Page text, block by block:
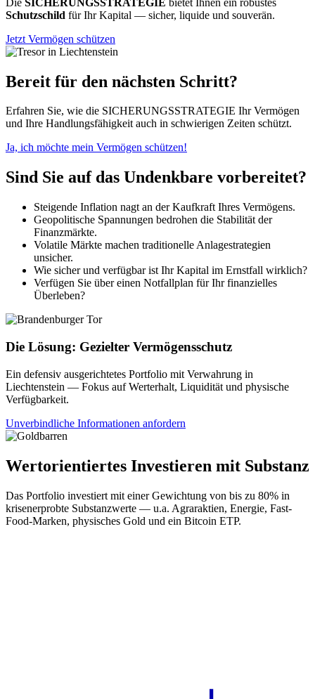
Schutzschild für Ihr Kapital — sicher, liquide und souverän.
Jetzt Vermögen schützen
Bereit für den nächsten Schritt?
Erfahren Sie, wie die SICHERUNGSSTRATEGIE Ihr Vermögen
und Ihre Handlungsfähigkeit auch in schwierigen Zeiten schützt.
Ja, ich möchte mein Vermögen schützen!
Sind Sie auf das Undenkbare vorbereitet?
Steigende Inflation nagt an der Kaufkraft Ihres Vermögens.
Geopolitische Spannungen bedrohen die Stabilität der
Finanzmärkte.
Volatile Märkte machen traditionelle Anlagestrategien
unsicher.
Wie sicher und verfügbar ist Ihr Kapital im Ernstfall wirklich?
Verfügen Sie über einen Notfallplan für Ihr finanzielles
Überleben?
Die Lösung: Gezielter Vermögensschutz
Ein defensiv ausgerichtetes Portfolio mit Verwahrung in
Liechtenstein — Fokus auf Werterhalt, Liquidität und physische
Verfügbarkeit.
Unverbindliche Informationen anfordern
Wertorientiertes Investieren mit Substanz
Das Portfolio investiert mit einer Gewichtung von bis zu 80% in
krisenerprobte Substanzwerte — u.a. Agraraktien, Energie, Fast-
Food-Marken, physisches Gold und ein Bitcoin ETP.